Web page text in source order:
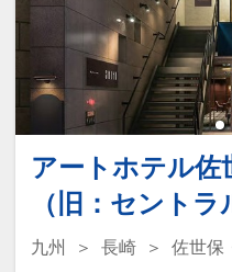
アートホテル佐
（旧：セントラ
九州 長崎
佐世保